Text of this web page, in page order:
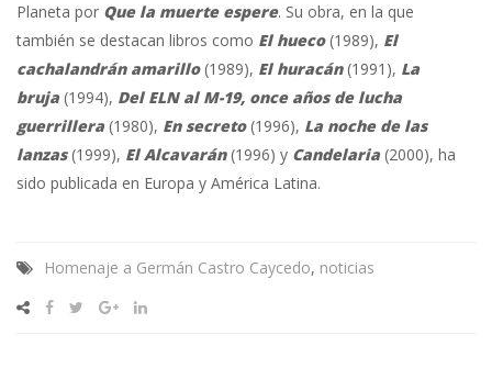
Planeta por Que la muerte espere. Su obra, en la que
también se destacan libros como El hueco (1989), El
cachalandrán amarillo (1989), El huracán(1991), La
bruja (1994), Del ELN al M-19, once años de lucha
guerrillera (1980), En secreto(1996), La noche de las
lanzas(1999), El Alcavarán(1996) y Candelaria (2000), ha
sido publicada en Europa y América Latina.
Homenaje a Germán Castro Caycedo, noticias